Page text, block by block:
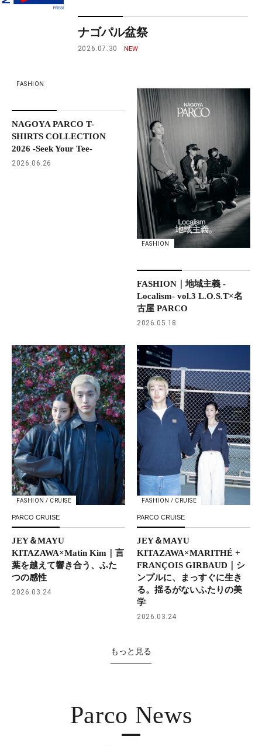
ナゴパル盆祭
2026.07.30
FASHION
NAGOYA PARCO T-
SHIRTS COLLECTION
2026 -Seek Your Tee-
2026.06.26
FASHION
FASHION｜地域主義 -
Localism- vol.3 L.O.S.T×名
古屋 PARCO
2026.05.18
FASHION / CRUISE
PARCO CRUISE
JEY＆MAYU
KITAZAWA×Matin Kim｜言
葉を越えて響き合う、ふた
つの感性
2026.03.24
FASHION / CRUISE
PARCO CRUISE
JEY＆MAYU
KITAZAWA×MARITHÉ +
FRANÇOIS GIRBAUD｜シ
ンプルに、まっすぐに生き
る。揺るがないふたりの美
学
2026.03.24
もっと見る
Parco News